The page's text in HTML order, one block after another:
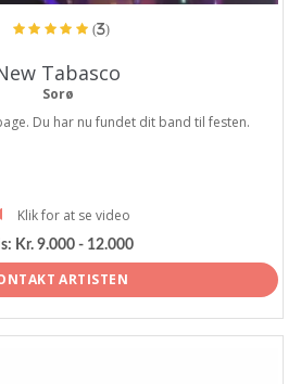
(3)
Tabasco
Sorø
Du har nu fundet dit band til festen.
Klik for at se video
Kr. 9.000 - 12.000
ARTISTEN